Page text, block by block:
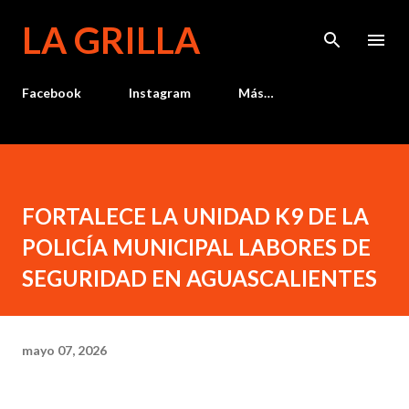
LA GRILLA
Facebook Instagram Más…
FORTALECE LA UNIDAD K9 DE LA
POLICÍA MUNICIPAL LABORES DE
SEGURIDAD EN AGUASCALIENTES
mayo 07, 2026